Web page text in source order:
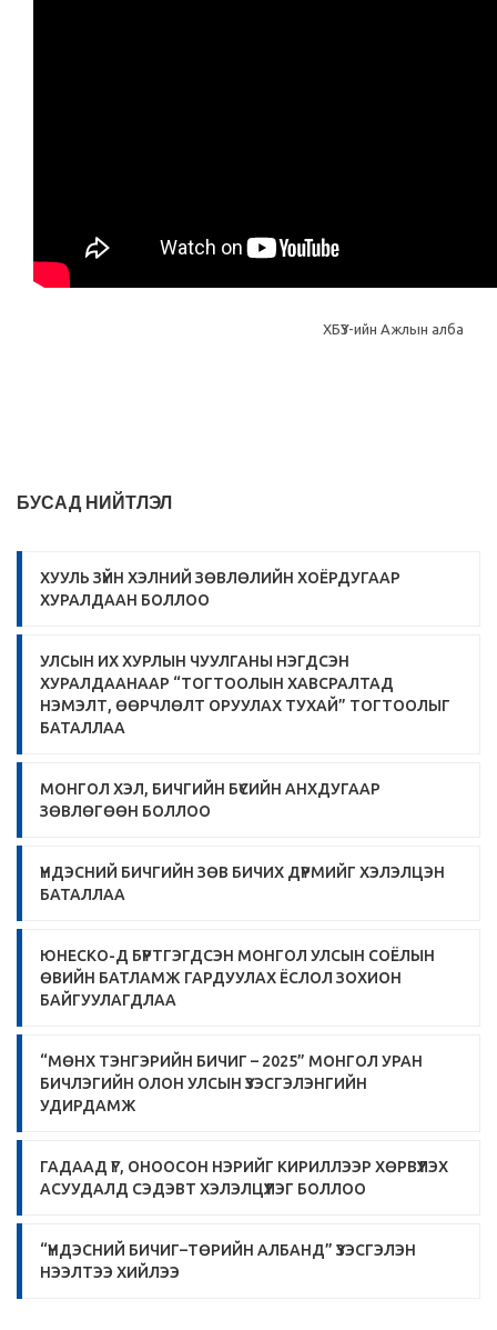
ХБҮЗ-ийн Ажлын алба
БУСАД НИЙТЛЭЛ
ХУУЛЬ ЗҮЙН ХЭЛНИЙ ЗӨВЛӨЛИЙН ХОЁРДУГААР
ХУРАЛДААН БОЛЛОО
УЛСЫН ИХ ХУРЛЫН ЧУУЛГАНЫ НЭГДСЭН
ХУРАЛДААНААР “ТОГТООЛЫН ХАВСРАЛТАД
НЭМЭЛТ, ӨӨРЧЛӨЛТ ОРУУЛАХ ТУХАЙ” ТОГТООЛЫГ
БАТАЛЛАА
МОНГОЛ ХЭЛ, БИЧГИЙН БҮСИЙН АНХДУГААР
ЗӨВЛӨГӨӨН БОЛЛОО
ҮНДЭСНИЙ БИЧГИЙН ЗӨВ БИЧИХ ДҮРМИЙГ ХЭЛЭЛЦЭН
БАТАЛЛАА
ЮНЕСКО-Д БҮРТГЭГДСЭН МОНГОЛ УЛСЫН СОЁЛЫН
ӨВИЙН БАТЛАМЖ ГАРДУУЛАХ ЁСЛОЛ ЗОХИОН
БАЙГУУЛАГДЛАА
“МӨНХ ТЭНГЭРИЙН БИЧИГ – 2025” МОНГОЛ УРАН
БИЧЛЭГИЙН ОЛОН УЛСЫН ҮЗЭСГЭЛЭНГИЙН
УДИРДАМЖ
ГАДААД ҮГ, ОНООСОН НЭРИЙГ КИРИЛЛЭЭР ХӨРВҮҮЛЭХ
АСУУДАЛД СЭДЭВТ ХЭЛЭЛЦҮҮЛЭГ БОЛЛОО
“ҮНДЭСНИЙ БИЧИГ–ТӨРИЙН АЛБАНД” ҮЗЭСГЭЛЭН
НЭЭЛТЭЭ ХИЙЛЭЭ